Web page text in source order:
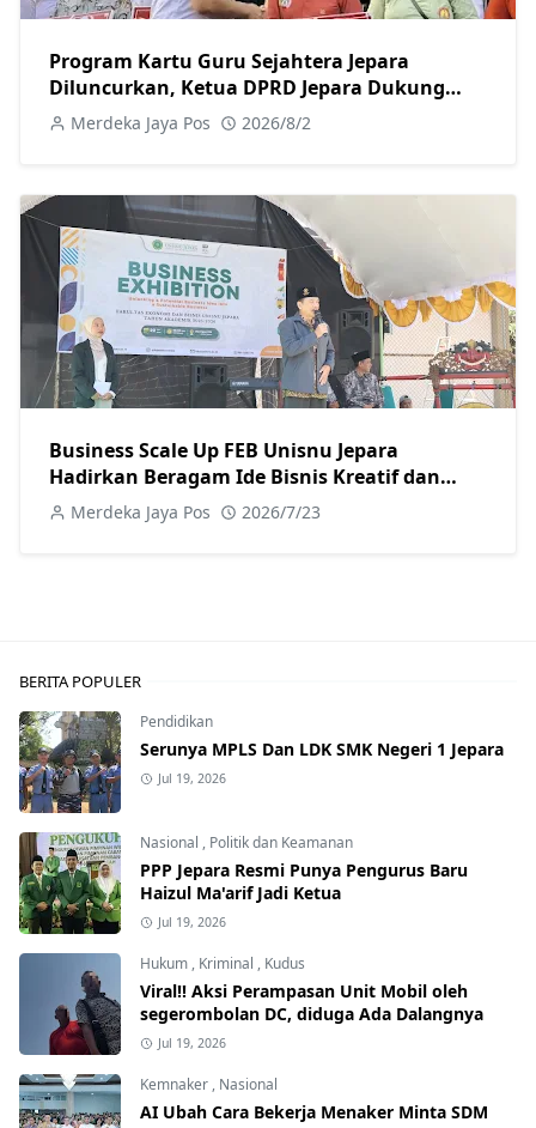
Program Kartu Guru Sejahtera Jepara
Diluncurkan, Ketua DPRD Jepara Dukung
Kesejahteraan Guru
Merdeka Jaya Pos 2026/8/2
Business Scale Up FEB Unisnu Jepara
Hadirkan Beragam Ide Bisnis Kreatif dan
Berkelanjutan
Merdeka Jaya Pos 2026/7/23
BERITA POPULER
Pendidikan
Serunya MPLS Dan LDK SMK Negeri 1 Jepara
Jul 19, 2026
Nasional , Politik dan Keamanan
PPP Jepara Resmi Punya Pengurus Baru
Haizul Ma'arif Jadi Ketua
Jul 19, 2026
Hukum , Kriminal , Kudus
Viral!! Aksi Perampasan Unit Mobil oleh
segerombolan DC, diduga Ada Dalangnya
Jul 19, 2026
Kemnaker , Nasional
AI Ubah Cara Bekerja Menaker Minta SDM